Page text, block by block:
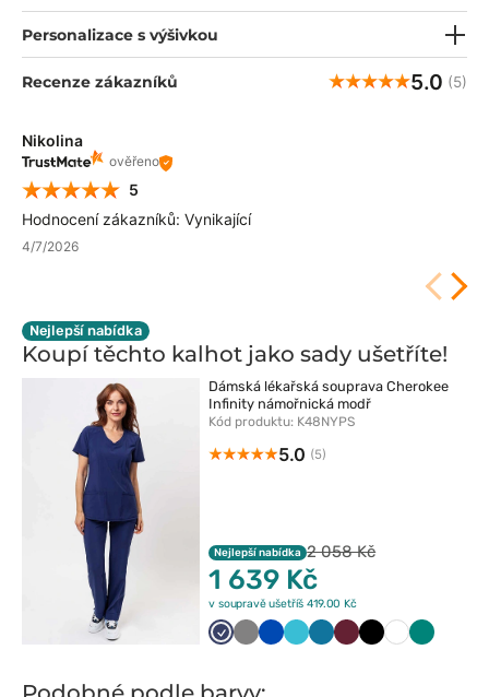
Personalizace s výšivkou
Recenze zákazníků 5.0 (5)
Nikolina
ověřeno
5
Hodnocení zákazníků: Vynikající
4/7/2026
Nejlepší nabídka
Koupí těchto kalhot jako sady ušetříte!
Dámská lékařská souprava Cherokee
Infinity námořnická modř
Kód produktu: K48NYPS
5.0 (5)
Nejlepší nabídka 2 058 Kč
1 639 Kč
v soupravě ušetříš 419.00 Kč
CiemnySzaryKrólewski
MorskiKaraibskiWiśniowy
Czarny
BiałyZielony